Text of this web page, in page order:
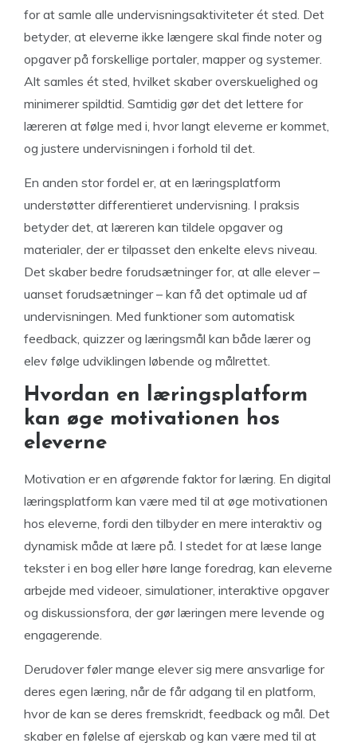
for at samle alle undervisningsaktiviteter ét sted. Det
betyder, at eleverne ikke længere skal finde noter og
opgaver på forskellige portaler, mapper og systemer.
Alt samles ét sted, hvilket skaber overskuelighed og
minimerer spildtid. Samtidig gør det det lettere for
læreren at følge med i, hvor langt eleverne er kommet,
og justere undervisningen i forhold til det.
En anden stor fordel er, at en læringsplatform
understøtter differentieret undervisning. I praksis
betyder det, at læreren kan tildele opgaver og
materialer, der er tilpasset den enkelte elevs niveau.
Det skaber bedre forudsætninger for, at alle elever –
uanset forudsætninger – kan få det optimale ud af
undervisningen. Med funktioner som automatisk
feedback, quizzer og læringsmål kan både lærer og
elev følge udviklingen løbende og målrettet.
Hvordan en læringsplatform
kan øge motivationen hos
eleverne
Motivation er en afgørende faktor for læring. En digital
læringsplatform kan være med til at øge motivationen
hos eleverne, fordi den tilbyder en mere interaktiv og
dynamisk måde at lære på. I stedet for at læse lange
tekster i en bog eller høre lange foredrag, kan eleverne
arbejde med videoer, simulationer, interaktive opgaver
og diskussionsfora, der gør læringen mere levende og
engagerende.
Derudover føler mange elever sig mere ansvarlige for
deres egen læring, når de får adgang til en platform,
hvor de kan se deres fremskridt, feedback og mål. Det
skaber en følelse af ejerskab og kan være med til at